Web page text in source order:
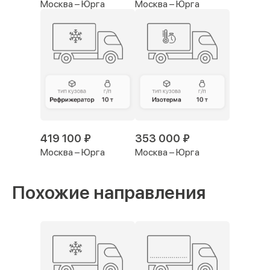
Москва – Юрга Москва – Юрга
419 100 ₽
Москва – Юрга
353 000 ₽
Москва – Юрга
Похожие направления